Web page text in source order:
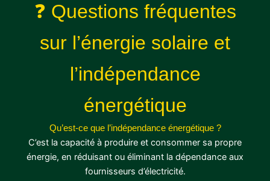
❓ Questions fréquentes
sur l’énergie solaire et
l’indépendance
énergétique
Qu’est-ce que l’indépendance énergétique ?
C’est la capacité à produire et consommer sa propre
énergie, en réduisant ou éliminant la dépendance aux
fournisseurs d’électricité.